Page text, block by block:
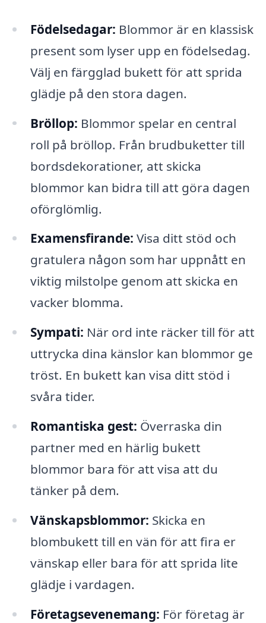
Födelsedagar: Blommor är en klassisk
present som lyser upp en födelsedag.
Välj en färgglad bukett för att sprida
glädje på den stora dagen.
Bröllop: Blommor spelar en central
roll på bröllop. Från brudbuketter till
bordsdekorationer, att skicka
blommor kan bidra till att göra dagen
oförglömlig.
Examensfirande: Visa ditt stöd och
gratulera någon som har uppnått en
viktig milstolpe genom att skicka en
vacker blomma.
Sympati: När ord inte räcker till för att
uttrycka dina känslor kan blommor ge
tröst. En bukett kan visa ditt stöd i
svåra tider.
Romantiska gest: Överraska din
partner med en härlig bukett
blommor bara för att visa att du
tänker på dem.
Vänskapsblommor: Skicka en
blombukett till en vän för att fira er
vänskap eller bara för att sprida lite
glädje i vardagen.
Företagsevenemang: För företag är